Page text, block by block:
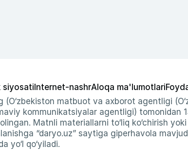
siyosati Internet-nashrAloqa ma'lumotlari
(O‘zbekiston matbuot va axborot agentligi
kommunikatsiyalar agentligi)
Matnli materiallarni to‘liq ko‘chirish
“daryo.uz” saytiga giperhavola
yo‘l qo‘yiladi.